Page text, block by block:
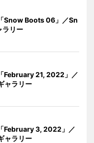
Snow Boots 06」／Sn
リー
February 21, 2022」／
ャラリー
February 3, 2022」／
ャラリー